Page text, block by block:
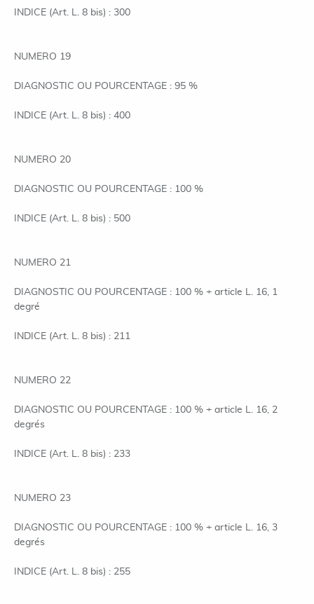
INDICE (Art. L. 8 bis) : 300
NUMERO 19
DIAGNOSTIC OU POURCENTAGE : 95 %
INDICE (Art. L. 8 bis) : 400
NUMERO 20
DIAGNOSTIC OU POURCENTAGE : 100 %
INDICE (Art. L. 8 bis) : 500
NUMERO 21
DIAGNOSTIC OU POURCENTAGE : 100 % + article L. 16, 1
degré
INDICE (Art. L. 8 bis) : 211
NUMERO 22
DIAGNOSTIC OU POURCENTAGE : 100 % + article L. 16, 2
degrés
INDICE (Art. L. 8 bis) : 233
NUMERO 23
DIAGNOSTIC OU POURCENTAGE : 100 % + article L. 16, 3
degrés
INDICE (Art. L. 8 bis) : 255